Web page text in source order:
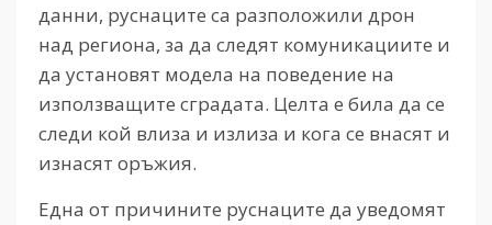
данни, руснаците са разположили дрон
над региона, за да следят комуникациите и
да установят модела на поведение на
използващите сградата. Целта е била да се
следи кой влиза и излиза и кога се внасят и
изнасят оръжия.
Една от причините руснаците да уведомят